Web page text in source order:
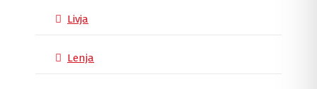
Livja
Lenja